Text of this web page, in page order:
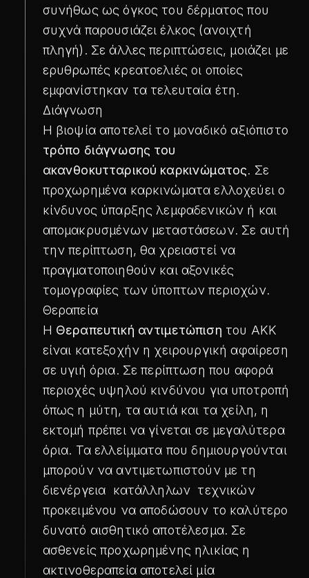
συνήθως ως όγκος του δέρματος που
συχνά παρουσιάζει έλκος (ανοιχτή
πληγή). Σε άλλες περιπτώσεις, μοιάζει με
ερυθρωπές κρεατοελιές οι οποίες
εμφανίστηκαν τα τελευταία έτη.
Διάγνωση
Η βιοψία αποτελεί το μοναδικό αξιόπιστο
τρόπο διάγνωσης του
ακανθοκυτταρικού καρκινώματος. Σε
προχωρημένα καρκινώματα ελλοχεύει ο
κίνδυνος ύπαρξης λεμφαδενικών ή και
απομακρυσμένων μεταστάσεων. Σε αυτή
την περίπτωση, θα χρειαστεί να
πραγματοποιηθούν και αξονικές
τομογραφίες των ύποπτων περιοχών.
Θεραπεία
Η Θεραπευτική αντιμετώπιση του ΑΚΚ
είναι κατεξοχήν η χειρουργική αφαίρεση
σε υγιή όρια. Σε περίπτωση που αφορά
περιοχές υψηλού κινδύνου για υποτροπή
όπως η μύτη, τα αυτιά και τα χείλη, η
εκτομή πρέπει να γίνεται σε μεγαλύτερα
όρια. Τα ελλείμματα που δημιουργούνται
μπορούν να αντιμετωπιστούν με τη
διενέργεια κατάλληλων τεχνικών
προκειμένου να αποδώσουν το καλύτερο
δυνατό αισθητικό αποτέλεσμα. Σε
ασθενείς προχωρημένης ηλικίας η
ακτινοθεραπεία αποτελεί μία